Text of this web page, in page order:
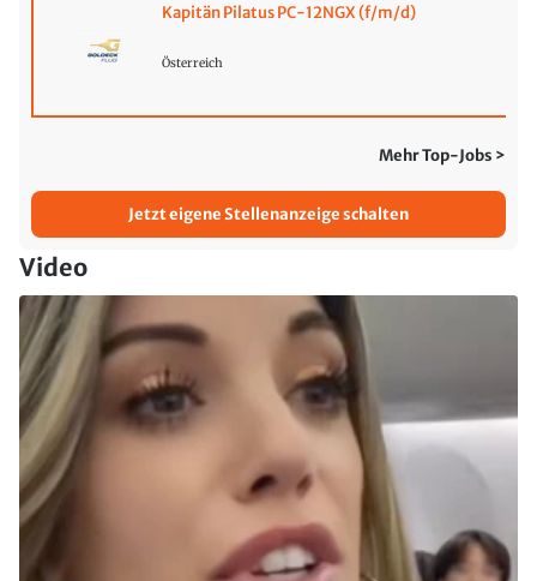
Kapitän Pilatus PC-12NGX (f/m/d)
Österreich
Mehr Top-Jobs >
Jetzt eigene Stellenanzeige schalten
Video